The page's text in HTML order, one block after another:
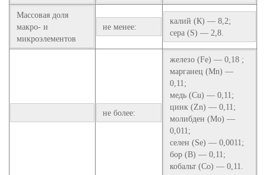
Массовая доля
макро- и
микроэлементов
не менее:
калий (К) — 8,2;
сера (S) — 2,8.
не более:
железо (Fe) — 0,18 ;
марганец (Mn) —
0,11;
медь (Cu) — 0,11;
цинк (Zn) — 0,11;
молибден (Мо) —
0,011;
селен (Se) — 0,0011;
бор (В) — 0,11;
кобальт (Со) — 0,11.